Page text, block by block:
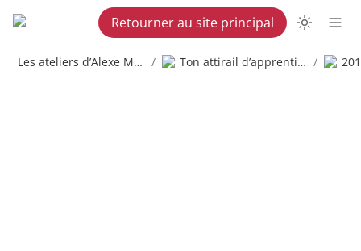
Retourner au site principal
Les ateliers d’Alexe Martel / Ton attirail d’apprenti copywriter /